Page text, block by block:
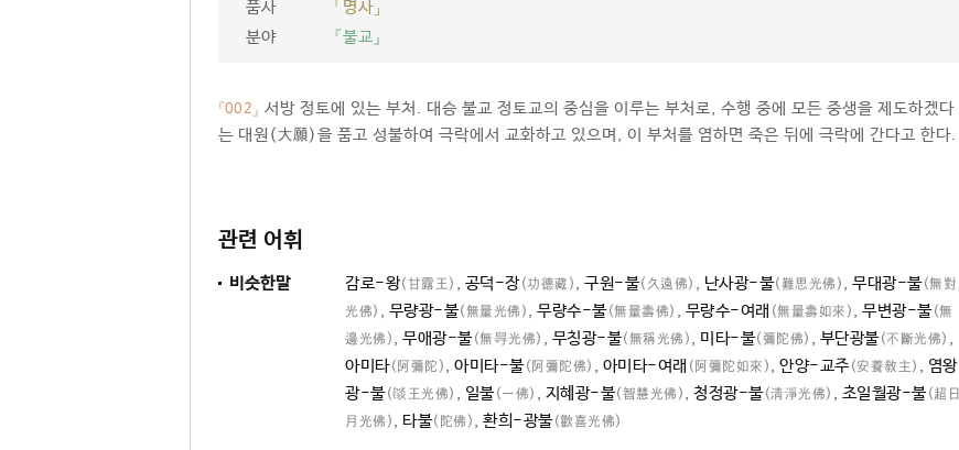
품사
「명사」
분야
『불교』
「002」 서방 정토에 있는 부처. 대승 불교 정토교의 중심을 이루는 부처로, 수행 중에 모든 중생을 제도하겠다
는 대원(大願)을 품고 성불하여 극락에서 교화하고 있으며, 이 부처를 염하면 죽은 뒤에 극락에 간다고 한다.
관련 어휘
비슷한말 감로-왕(甘露王) , 공덕-장(功德藏) , 구원-불(久遠佛) , 난사광-불(難思光佛) , 무대광-불(無對
光佛) , 무량광-불(無量光佛) , 무량수-불(無量壽佛) , 무량수-여래 (無量壽如來) , 무변광-불(無
邊光佛) , 무애광-불(無㝵光佛) , 무칭광-불(無稱光佛) , 미타-불(彌陀佛) , 부단광불(不斷光佛) ,
아미타(阿彌陀) , 아미타-불(阿彌陀佛) , 아미타-여래 (阿彌陀如來) , 안양-교주 (安養敎主) , 염왕
광-불(燄王光佛) , 일불(一佛) , 지혜광-불(智慧光佛) , 청정광-불(淸淨光佛) , 초일월광-불(超日
月光佛) , 타불(陀佛) , 환희-광불(歡喜光佛)